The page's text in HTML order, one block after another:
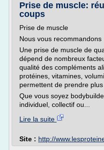
Prise de muscle:
coups
Prise de muscle
Nous vous recommandons
Une prise de muscle de
dépend de nombreux
qualité des compléments
protéines, vitamines,
permettent de prendre
Que vous soyez
individuel, collectif ou...
Lire la suite
Site : http://